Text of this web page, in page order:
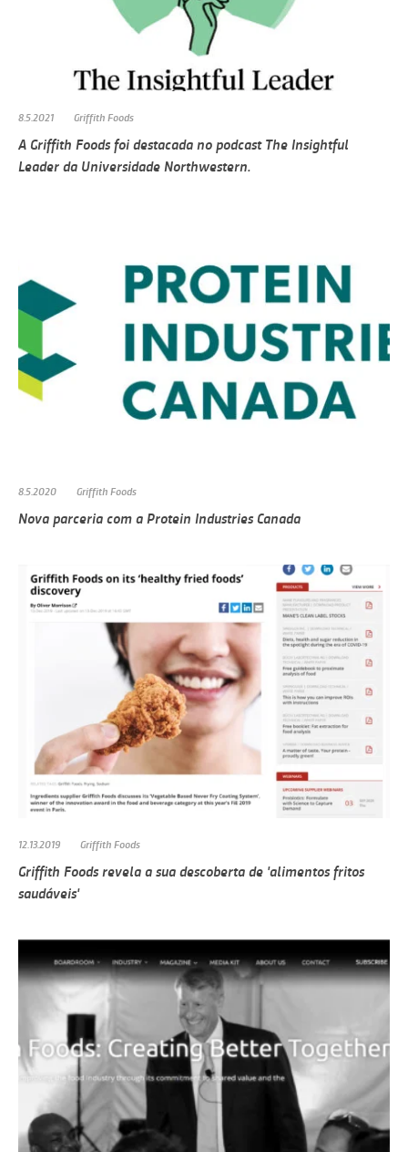
8.5.2021 Griffith Foods
A Griffith Foods foi destacada no podcast The Insightful
Leader da Universidade Northwestern.
8.5.2020 Griffith Foods
Nova parceria com a Protein Industries Canada
12.13.2019 Griffith Foods
Griffith Foods revela a sua descoberta de 'alimentos fritos
saudáveis'